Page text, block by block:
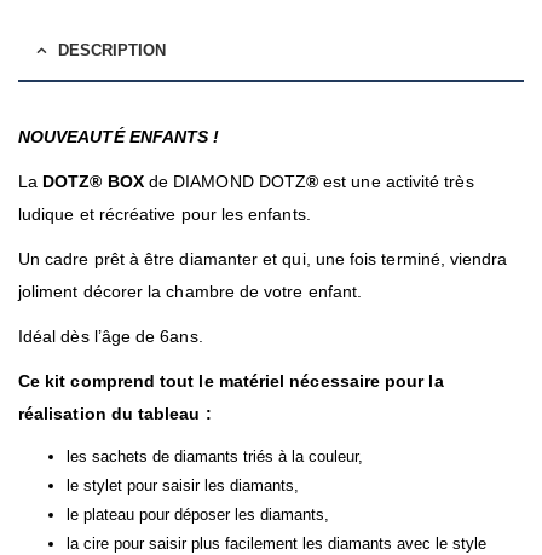
DESCRIPTION
NOUVEAUTÉ ENFANTS !
La DOTZ® BOXde DIAMOND DOTZ®est une activité très
ludique et récréative pour les enfants.
Un cadre prêt à être diamanter et qui, une fois terminé, viendra
joliment décorer la chambre de votre enfant.
Idéal dès l’âge de 6ans.
Ce kit comprend tout le matériel nécessaire pour la
réalisation du tableau :
les sachets de diamants triés à la couleur,
le stylet pour saisir les diamants,
le plateau pour déposer les diamants,
la cire pour saisir plus facilement les diamants avec le style